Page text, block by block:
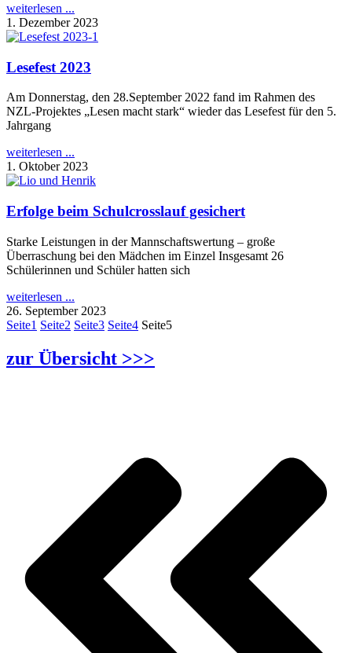
weiterlesen ...
1. Dezember 2023
Lesefest 2023
Am Donnerstag, den 28.September 2022 fand im Rahmen des
NZL-Projektes „Lesen macht stark“ wieder das Lesefest für den 5.
Jahrgang
weiterlesen ...
1. Oktober 2023
Erfolge beim Schulcrosslauf gesichert
Starke Leistungen in der Mannschaftswertung – große
Überraschung bei den Mädchen im Einzel Insgesamt 26
Schülerinnen und Schüler hatten sich
weiterlesen ...
26. September 2023
Seite1 Seite2 Seite3 Seite4 Seite5
zur Übersicht >>>